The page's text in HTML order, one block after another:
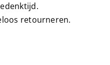
retourneren.